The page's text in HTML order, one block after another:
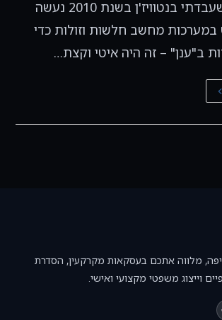
בשנת 2002, כשעבדתי בנטוויז'ן בשנת 2010 נעשה
במערכות מחשב חלשות וזולות כדי
ב"ענן" – זה היה איטי וקצת…
מלווה אתכם בעסקאות מקרקעין, הסדרת
וייצוג משפטי מקצועי ואישי.